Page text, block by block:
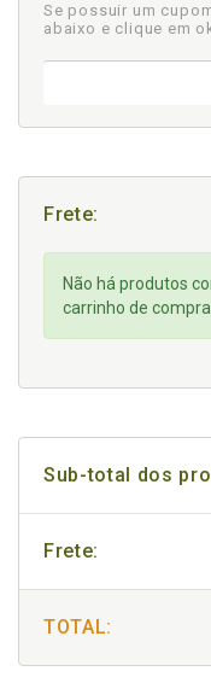
Se possuir um
abaixo e clique em
Frete:
Não há produtos
carrinho de
Sub-total dos
Frete:
TOTAL: